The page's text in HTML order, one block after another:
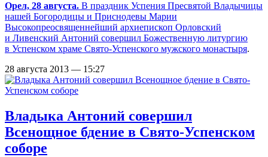
Орел, 28 августа. В праздник Успения Пресвятой Владычицы
нашей Богородицы и Приснодевы Марии
Высокопреосвященнейший архиепископ Орловский
и Ливенский Антоний совершил Божественную литургию
в Успенском храме Свято-Успенского мужского монастыря.
28 августа 2013 — 15:27
Владыка Антоний совершил
Всенощное бдение в Свято-Успенском
соборе